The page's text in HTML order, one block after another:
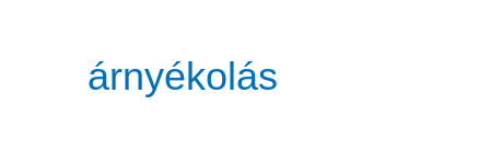
árnyékolás